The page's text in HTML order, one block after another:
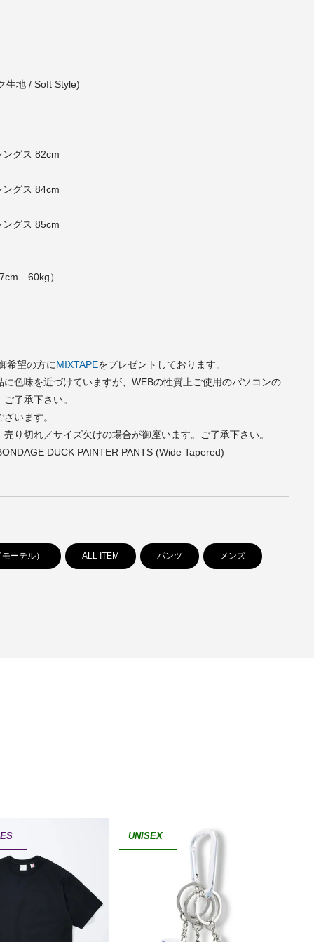
生地 / Soft Style)
グス 82cm
グス 84cm
グス 85cm
60kg）
希望の方にMIXTAPEをプレゼントしております。
色味を近づけていますが、WEBの性質上ご使用のパソコンの
了承下さい。
います。
り切れ／サイズ欠けの場合が御座います。ご了承下さい。
DUCK PAINTER PANTS (Wide Tapered)
ーテル） ALL ITEM パンツ メンズ
UNISEX